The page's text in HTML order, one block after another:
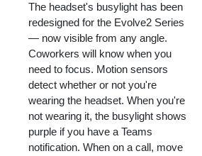
The headset's busylight has been
redesigned for the Evolve2 Series
— now visible from any angle.
Coworkers will know when you
need to focus. Motion sensors
detect whether or not you're
wearing the headset. When you're
not wearing it, the busylight shows
purple if you have a Teams
notification. When on a call, move